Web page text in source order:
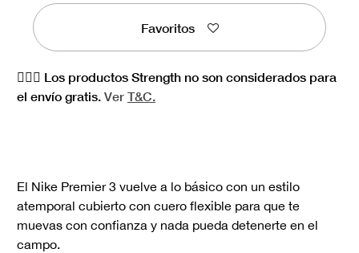
Favoritos
🏋🏻‍♀️ Los productos Strength no son considerados para
el envío gratis. Ver T&C.
El Nike Premier 3 vuelve a lo básico con un estilo
atemporal cubierto con cuero flexible para que te
muevas con confianza y nada pueda detenerte en el
campo.